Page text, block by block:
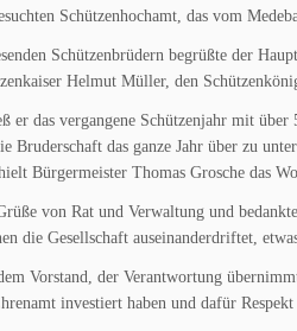
Schützenhochamt, das vom
Schützenbrüdern begrüßte der
Helmut Müller, den
er das vergangene Schützenjahr mit
Bruderschaft das ganze Jahr über zu
Bürgermeister Thomas Grosche das
von Rat und Verwaltung und
die Gesellschaft auseinanderdriftet,
Vorstand, der Verantwortung
investiert haben und dafür